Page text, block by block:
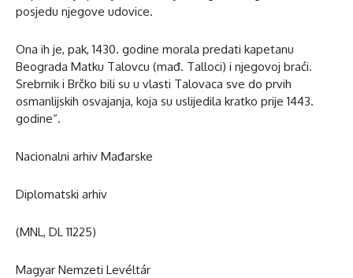
posjedu njegove udovice.
Ona ih je, pak, 1430. godine morala predati kapetanu
Beograda Matku Talovcu (mađ. Talloci) i njegovoj braći.
Srebrnik i Brčko bili su u vlasti Talovaca sve do prvih
osmanlijskih osvajanja, koja su uslijedila kratko prije 1443.
godine“.
Nacionalni arhiv Mađarske
Diplomatski arhiv
(MNL, DL 11225)
Magyar Nemzeti Levéltár